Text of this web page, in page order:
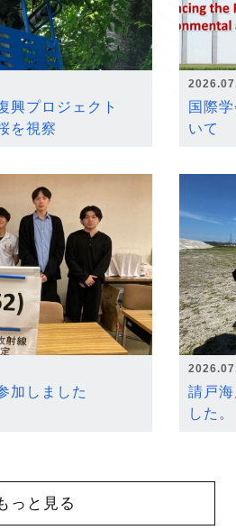
興プロジェクト
を視察
国際
いて
加しました
請戸
した。
っと見る